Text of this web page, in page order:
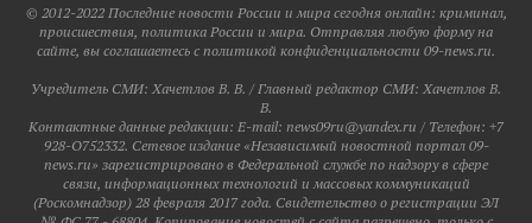
© 2012-2022 Последние новости России и мира сегодня онлайн: криминал,
происшествия, политика России и мира. Отправляя любую форму на
сайте, вы соглашаетесь с политикой конфиденциальности 09-news.ru.
Учредитель СМИ: Хaчeтлoв B. B. / Главный редактор СМИ: Хaчeтлoв B.
B.
Контактные данные редакции: E-mail: news09ru@yandex.ru / Телефон: +7
928-O752332. Сетевое издание «Независимый новостной портал 09-
news.ru» зарегистрировано в Федеральной службе по надзору в сфере
связи, информационных технологий и массовых коммуникаций
(Роскомнадзор) 28 февраля 2017 года. Свидетельство о регистрации ЭЛ